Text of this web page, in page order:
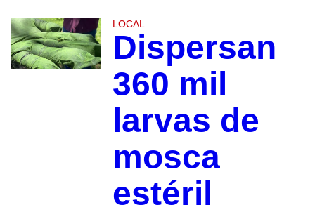
LOCAL
Dispersan
360 mil
larvas de
mosca
estéril